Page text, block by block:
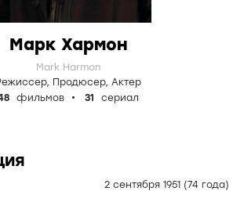
Марк Хармон
Mark Harmon
, Продюсер, Актер
фильмов 31 сериал
2 сентября 1951 (74 года)